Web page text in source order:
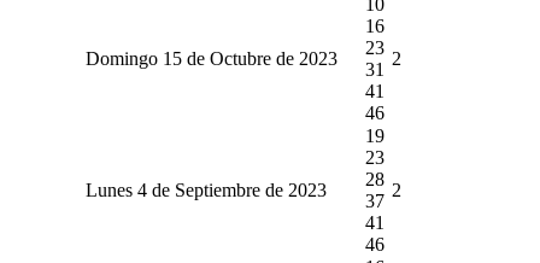
Domingo 15 de Octubre de 2023
16
23
31
41
46
2
Lunes 4 de Septiembre de 2023
19
23
28
37
41
46
2